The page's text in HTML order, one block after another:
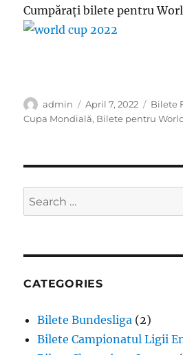
Cumpărați bilete pentru
Author
admin
Posted
on
April 7, 2022 Bilete
Cupa Mondială, Bilete pentru
Search
for:
CATEGORIES
Bilete Bundesliga (2)
Bilete Campionatul Ligii